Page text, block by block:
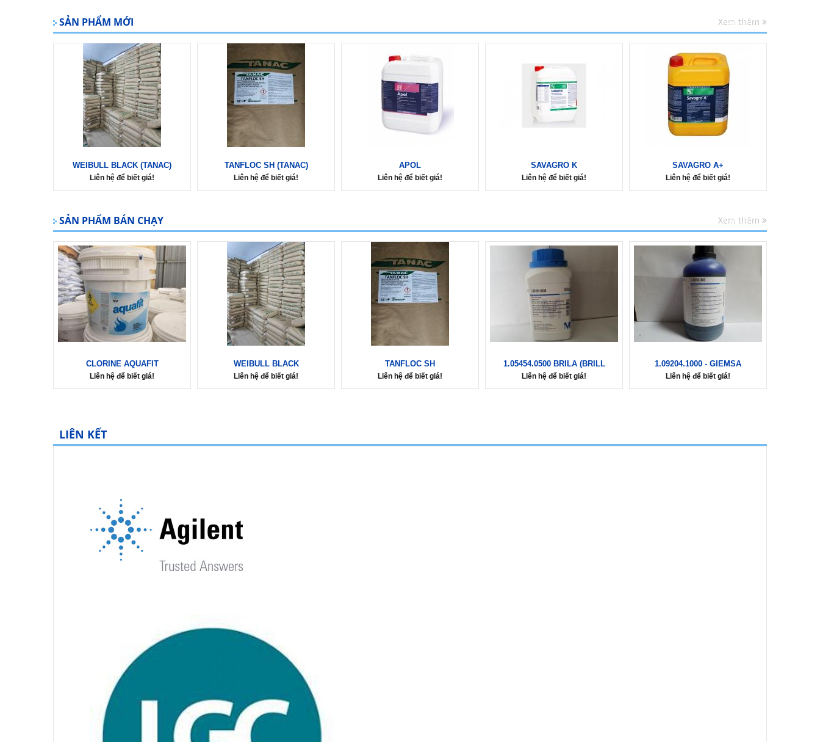
SẢN PHẨM MỚI Xem thêm
WEIBULL BLACK (TANAC)
Liên hệ để biết giá!
TANFLOC SH (TANAC)
Liên hệ để biết giá!
APOL
Liên hệ để biết giá!
SAVAGRO K
Liên hệ để biết giá!
SAVAGRO A+
Liên hệ để biết giá!
Xem thêm
SẢN PHẨM BÁN CHẠY Xem thêm
CLORINE AQUAFIT
Liên hệ để biết giá!
WEIBULL BLACK
Liên hệ để biết giá!
TANFLOC SH
Liên hệ để biết giá!
1.05454.0500 BRILA (BRILL
Liên hệ để biết giá!
1.09204.1000 - GIEMSA
Liên hệ để biết giá!
Xem thêm
LIÊN KẾT